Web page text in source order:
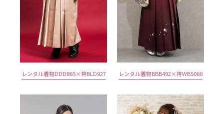
レンタル着物DDD865×袴BLD927 レンタル着物BBB492×袴WBS060